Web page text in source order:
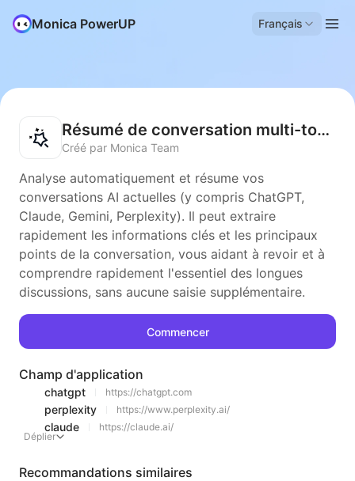
Monica PowerUP Français
Résumé de conversation multi-tours
Créé par Monica Team
Analyse automatiquement et résume vos
conversations AI actuelles (y compris ChatGPT,
Claude, Gemini, Perplexity). Il peut extraire
rapidement les informations clés et les principaux
points de la conversation, vous aidant à revoir et à
comprendre rapidement l'essentiel des longues
discussions, sans aucune saisie supplémentaire.
Commencer
Champ d'application
chatgpt https://chatgpt.com
perplexity https://www.perplexity.ai/
claude
https://claude.ai/
Déplier
Recommandations similaires